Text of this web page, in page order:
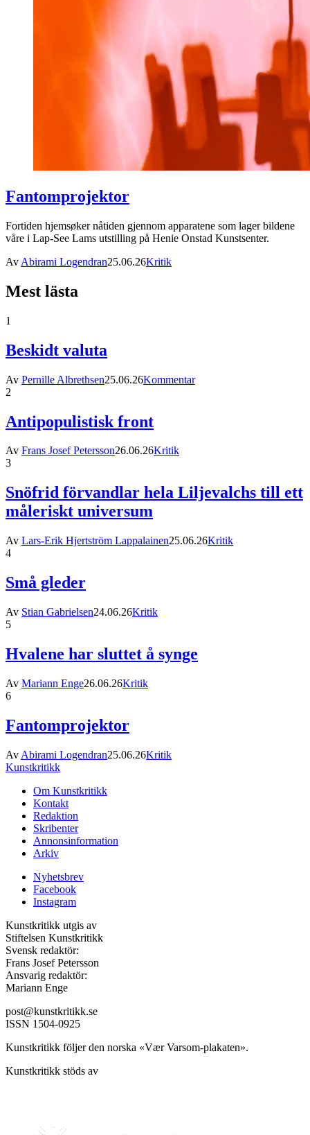
Fantomprojektor
Fortiden hjemsøker nåtiden gjennom apparatene som lager bildene
våre i Lap-See Lams utstilling på Henie Onstad Kunstsenter.
Av Abirami Logendran25.06.26Kritik
Mest lästa
1
Beskidt valuta
Av Pernille Albrethsen25.06.26Kommentar
2
Antipopulistisk front
Av Frans Josef Petersson26.06.26Kritik
3
Snöfrid förvandlar hela Liljevalchs till ett
måleriskt universum
Av Lars-Erik Hjertström Lappalainen25.06.26Kritik
4
Små gleder
Av Stian Gabrielsen24.06.26Kritik
5
Hvalene har sluttet å synge
Av Mariann Enge26.06.26Kritik
6
Fantomprojektor
Av Abirami Logendran25.06.26Kritik
Kunstkritikk
Om Kunstkritikk
Kontakt
Redaktion
Skribenter
Annonsinformation
Arkiv
Nyhetsbrev
Facebook
Instagram
Kunstkritikk utgis av
Stiftelsen Kunstkritikk
Svensk redaktör:
Frans Josef Petersson
Ansvarig redaktör:
Mariann Enge
post@kunstkritikk.se
ISSN 1504-0925
Kunstkritikk följer den norska «Vær Varsom-plakaten».
Kunstkritikk stöds av